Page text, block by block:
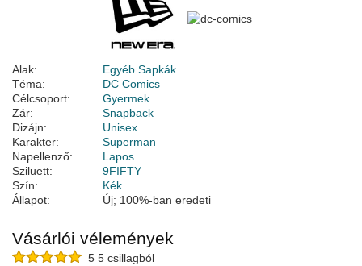
Alak:
Egyéb Sapkák
Téma:
DC Comics
Célcsoport:
Gyermek
Zár:
Snapback
Dizájn:
Unisex
Karakter:
Superman
Napellenző:
Lapos
Sziluett:
9FIFTY
Szín:
Kék
Állapot:
Új; 100%-ban eredeti
Vásárlói vélemények
5 5 csillagból